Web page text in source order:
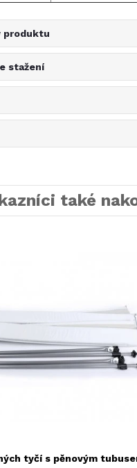
produktu
stažení
také
tyčí s pěnovým